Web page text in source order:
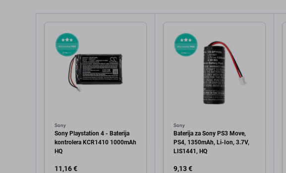
Sony
Sony Playstation 4 - Baterija
kontrolera KCR1410 1000mAh
HQ
11,16 €
Sony
Baterija za Sony PS3 Move,
PS4, 1350mAh, Li-Ion, 3.7V,
LIS1441, HQ
9,13 €